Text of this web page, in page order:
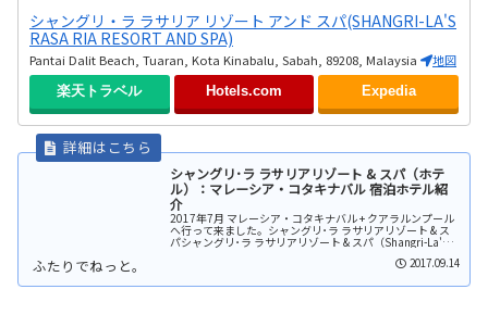
シャングリ・ラ ラサリア リゾート アンド スパ(SHANGRI-LA'S
RASA RIA RESORT AND SPA)
Pantai Dalit Beach, Tuaran, Kota Kinabalu, Sabah, 89208, Malaysia 地図
楽天トラベル Hotels.com Expedia
シャングリ･ラ ラサリアリゾート & スパ（ホテ
ル）：マレーシア・コタキナバル 宿泊ホテル紹
介
2017年7月 マレーシア・コタキナバル + クアラルンプール
へ行って来ました。シャングリ･ラ ラサリアリゾート & ス
パシャングリ･ラ ラサリアリゾート & スパ（Shangri-La's
2017.09.14